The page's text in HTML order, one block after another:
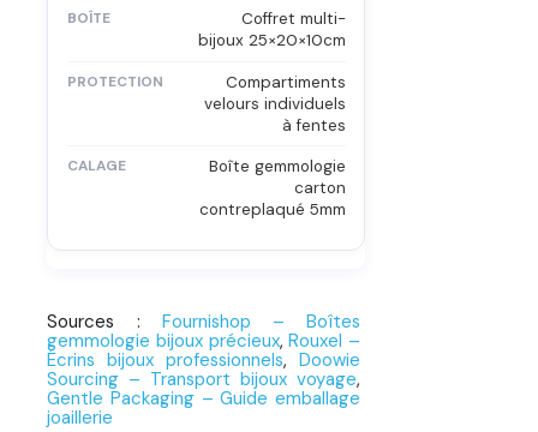
Coffret multi-
bijoux 25×20×10cm
Compartiments
velours individuels
à fentes
Boîte gemmologie
carton
contreplaqué 5mm
Sources : Fournishop – Boîtes
gemmologie bijoux précieux,Rouxel –
Écrins bijoux professionnels,Doowie
Sourcing – Transport bijoux voyage,
Gentle Packaging – Guide emballage
joaillerie